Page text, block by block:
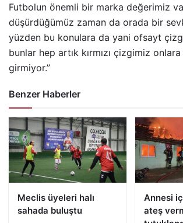
Futbolun önemli bir marka değerimiz
düşürdüğümüz zaman da orada bir
yüzden bu konulara da yani ofsayt
bunlar hep artık kırmızı çizgimiz
girmiyor.”
Benzer Haberler
Meclis üyeleri halı
sahada buluştu
Annesi
ateş